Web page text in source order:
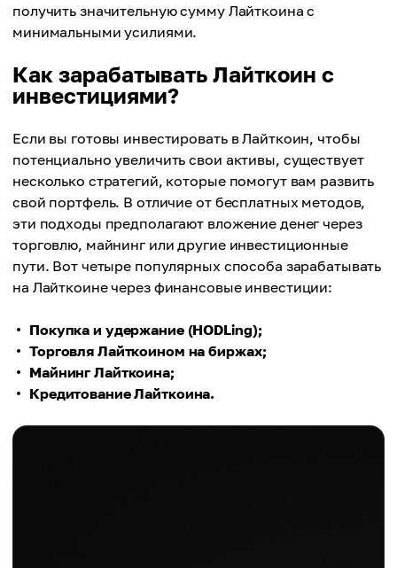
получить значительную сумму Лайткоина с
минимальными усилиями.
Как зарабатывать Лайткоин с
инвестициями?
Если вы готовы инвестировать в Лайткоин, чтобы
потенциально увеличить свои активы, существует
несколько стратегий, которые помогут вам развить
свой портфель. В отличие от бесплатных методов,
эти подходы предполагают вложение денег через
торговлю, майнинг или другие инвестиционные
пути. Вот четыре популярных способа зарабатывать
на Лайткоине через финансовые инвестиции:
Покупка и удержание (HODLing);
Торговля Лайткоином на биржах;
Майнинг Лайткоина;
Кредитование Лайткоина.